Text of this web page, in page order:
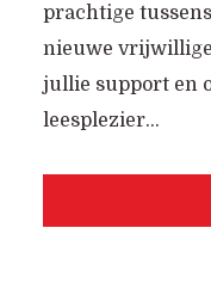
prachtige
nieuwe
jullie support en
leesplezier...